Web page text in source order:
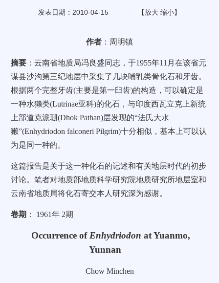
发表日期：2010-04-15 【放大 缩小】
作者 ：周明镇
摘要 ：云南省地质局冯良盛同志，于1955年11月在该省元
谋县沙沟第三纪地层中采集了几块哺乳类骨化石和牙齿。
根据两个完整牙齿(主要是第一臼齿)的构造，可以确定是
一种水獭类(Lutrinae亚科)的化石，与印度西瓦立克上新统
上部道克派珊(Dhok Pathan)层发现的“法氏大水
獭”(Enhydriodon falconeri Pilgrim)十分相似，基本上可以认
为是同一种的。
这篇报告是关于这一种化石的记述和有关地层时代的初步
讨论。笔者对地质部地质科学研究院地质研究所地层室和
云南省地质局将化石寄交本人研究深为感谢。
卷期 ： 1961年 2期
Occurrence of Enhydriodon at Yuanmo,
Yunnan
Chow Minchen